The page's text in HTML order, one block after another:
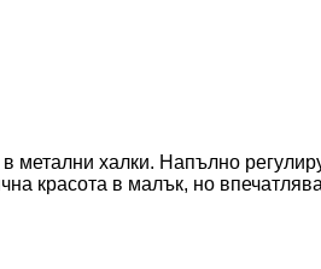
халки. Напълно
красота в малък, но